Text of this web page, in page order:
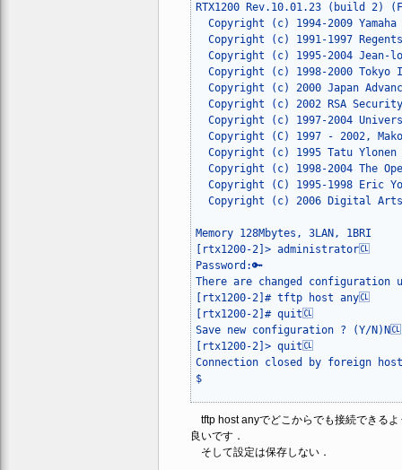
RTX1200 Rev.10.01.23 (build 2)
Copyright (c) 1994-2009
Copyright (c) 1991-1997
Copyright (c) 1995-2004 Jean-
Copyright (c) 1998-2000 Tokyo
Copyright (c) 2000 Japan
Copyright (c) 2002 RSA
Copyright (c) 1997-2004
Copyright (C) 1997 - 2002,
Copyright (c) 1995 Tatu
Copyright (c) 1998-2004 The
Copyright (C) 1995-1998 Eric
Copyright (c) 2006 Digital
Memory 128Mbytes, 3LAN, 1BRI
[rtx1200-2]> administrator🆑
Password:🔑
There are changed configuration
[rtx1200-2]# tftp host any🆑
[rtx1200-2]# quit🆑
Save new configuration ? (Y/N)N🆑
[rtx1200-2]> quit🆑
Connection closed by foreign
$
tftp host anyでどこからでも接続できる
良いです．
そして設定は保存しない．